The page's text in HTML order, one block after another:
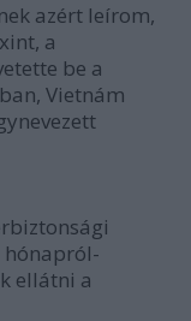
azért leírom,
a
be a
Vietnám
hónapról-
ellátni a